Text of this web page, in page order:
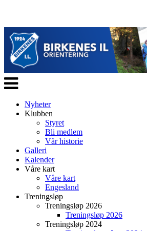
Veksle
navigasjon
Nyheter
Klubben
Styret
Bli medlem
Vår historie
Galleri
Kalender
Våre kart
Våre kart
Engesland
Treningsløp
Treningsløp 2026
Treningsløp 2026
Treningsløp 2024